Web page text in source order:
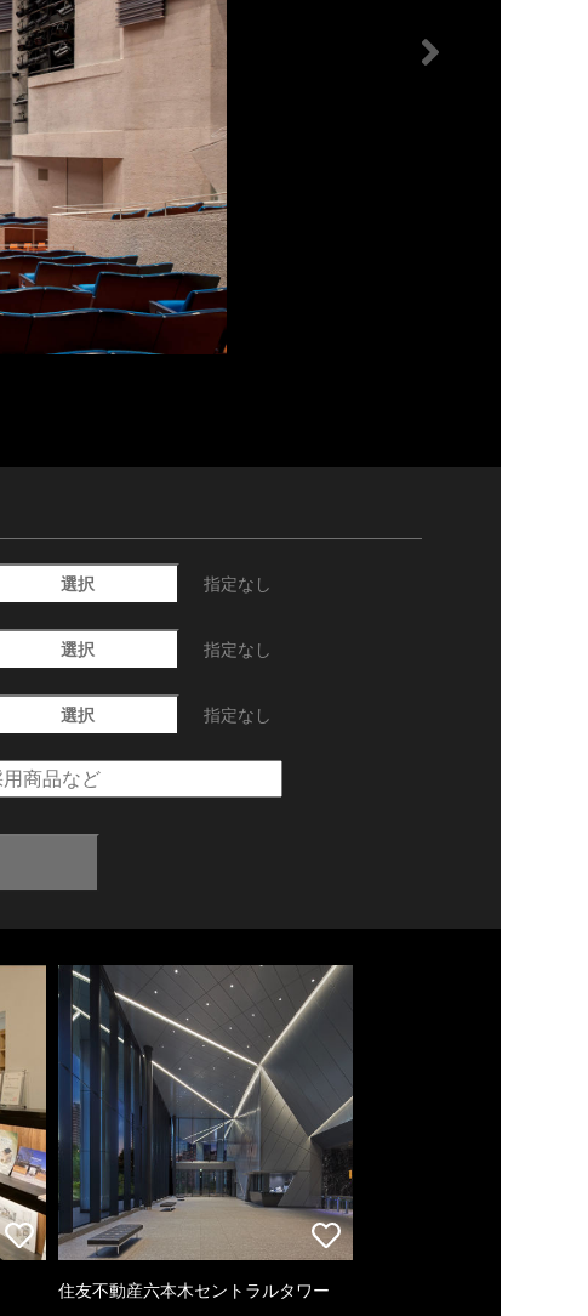
選択 指定なし
選択 指定なし
選択 指定なし
住友不動産六本木セントラルタワー